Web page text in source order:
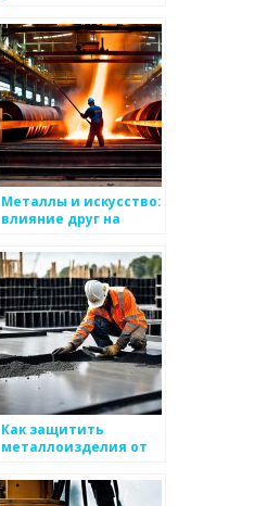
Металлы и искусство:
влияние друг на
Как защитить
металлоизделия от
внешней среды